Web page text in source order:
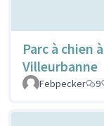
Parc à chien à
Villeurbanne
Febpecker
9